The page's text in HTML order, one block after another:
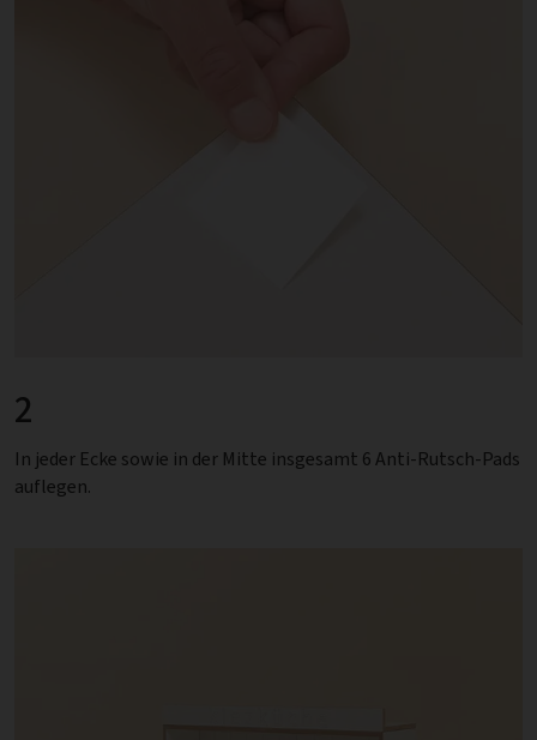
2
In jeder Ecke sowie in der Mitte insgesamt 6 Anti-Rutsch-Pads
auflegen.